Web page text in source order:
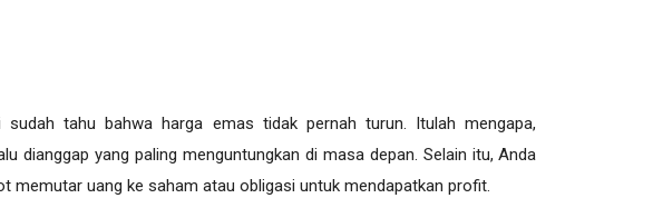
tahu bahwa harga emas tidak pernah turun. Itulah mengapa,
dianggap yang paling menguntungkan di masa depan. Selain itu, Anda
memutar uang ke saham atau obligasi untuk mendapatkan profit.